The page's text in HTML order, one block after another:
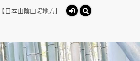
【日本山陰山陽地方】